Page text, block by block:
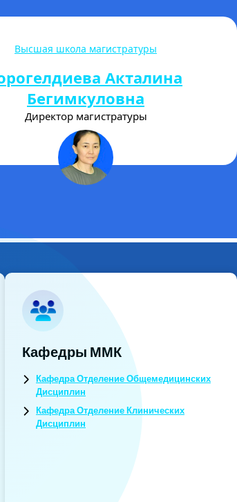
Гуманитарно-экономический колледж
Улан Уулу Авакан
Директор ГЭК
Кафедры ММК
Кафедра Отделение Общемедицинских
Дисциплин
Кафедра Отделение Клинических
Дисциплин